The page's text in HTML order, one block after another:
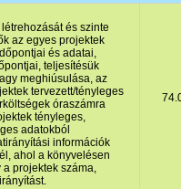
és szinte
az egyes projektek
és adatai,
teljesítésük
meghiúsulása, az
tervezett/tényleges
óraszámra
tényleges,
adatokból
információk
ahol a könyvelésen
projektek száma,